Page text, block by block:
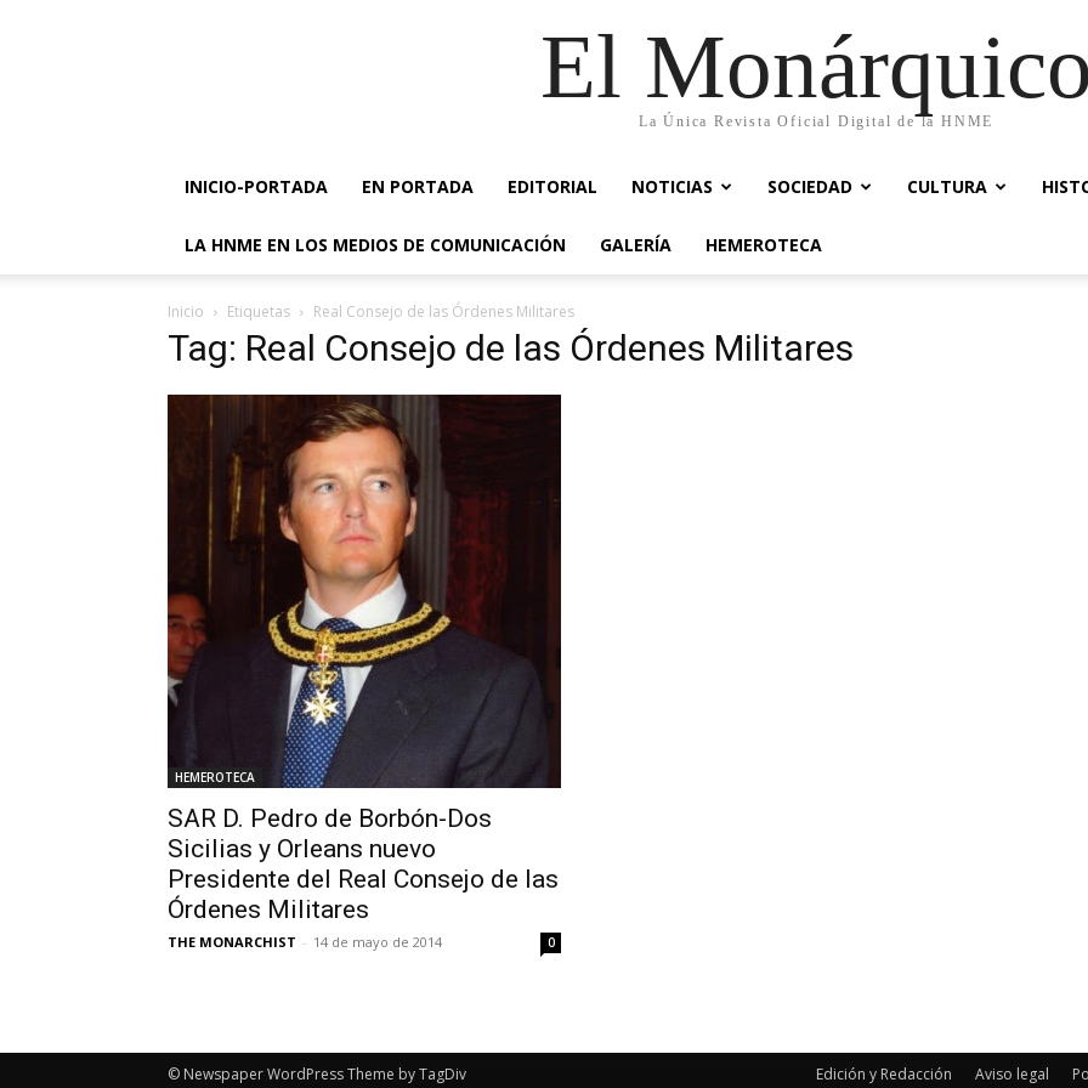
El Monárquico
La Única Revista Oficial Digital de la HNME
INICIO-PORTADA EN PORTADA EDITORIAL NOTICIAS SOCIEDAD CULTURA
LA HNME EN LOS MEDIOS DE COMUNICACIÓN GALERÍA HEMEROTECA
Inicio Etiquetas Real Consejo de las Órdenes Militares
Tag: Real Consejo de las Órdenes Militares
HEMEROTECA
SAR D. Pedro de Borbón-Dos
Sicilias y Orleans nuevo
Presidente del Real Consejo de las
Órdenes Militares
THE MONARCHIST - 14 de mayo de 2014 0
Edición y Redacción Aviso legal
© Newspaper WordPress Theme by TagDiv